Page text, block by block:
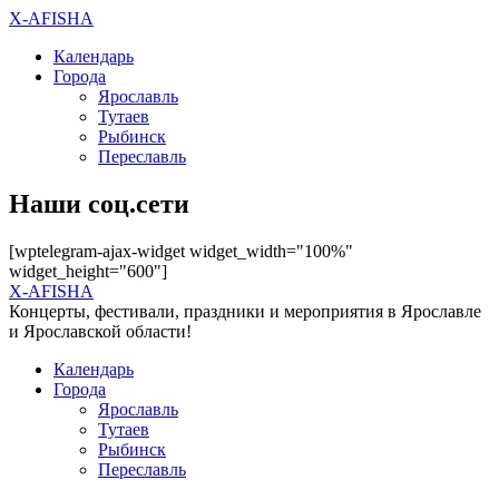
X-AFISHA
Календарь
Города
Ярославль
Тутаев
Рыбинск
Переславль
Наши соц.сети
[wptelegram-ajax-widget widget_width="100%"
widget_height="600"]
X-AFISHA
Концерты, фестивали, праздники и мероприятия в Ярославле
и Ярославской области!
Календарь
Города
Ярославль
Тутаев
Рыбинск
Переславль